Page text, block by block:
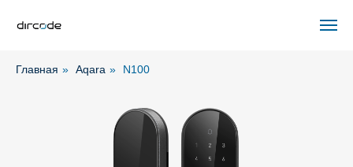
Главная » Aqara » N100